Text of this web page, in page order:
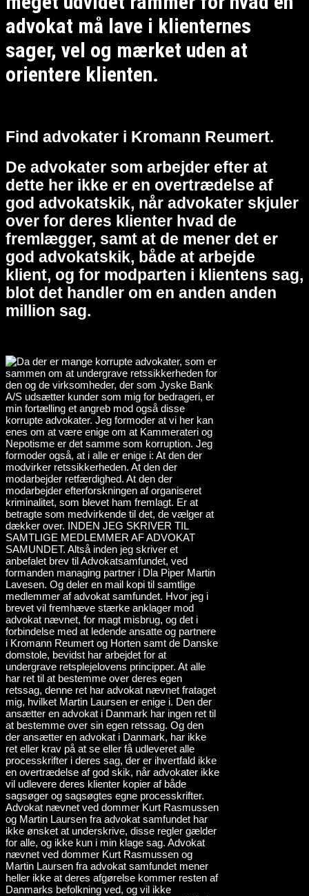
advokat må lave i klienternes
sager, vel og mærket uden at
orientere klienten.
Find advokater i Kromann Reumert.
De advokater som arbejder efter at
dette her ikke er en overtrædelse af
god advokatskik, når advokater skjuler
over for deres klienter hvad de
fremlægger, samt at de mener det er
god advokatskik, både at arbejde
klient, og for modparten i klientens sag,
blot det handler om en anden anden
million sag.